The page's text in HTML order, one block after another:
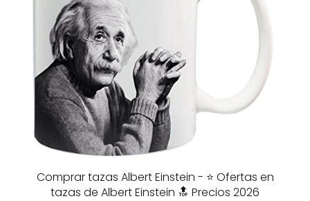
Comprar tazas Albert Einstein - ⭐️ Ofertas en
tazas de Albert Einstein 🔝 Precios 2026